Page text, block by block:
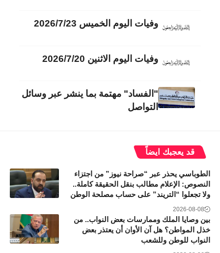
وفيات اليوم الخميس 2026/7/23
وفيات اليوم الاثنين 2026/7/20
"الفساد" مهتمة بما ينشر عبر وسائل
التواصل
قد يعجبك ايضاً
الطوباسي يحذر عبر “صراحة نيوز” من اجتزاء
النصوص: الإعلام مطالب بنقل الحقيقة كاملة..
ولا تجعلوا “التريند” على حساب مصلحة الوطن
2026-08-08
بين وصايا الملك وممارسات بعض النواب.. من
خذل المواطن؟ هل آن الأوان أن يعتذر بعض
النواب للوطن وللشعب